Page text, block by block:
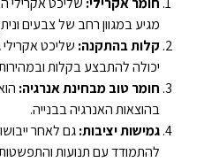
מגיע במגוון רחב של צבעים
קלות בהתקנה: שליכט
יכולה להתבצע בקלות
חומר טוב מבחינת אנרגיה:
בהוצאות האנרגיה בבנייה.
גמישות יציבות:גם לאחר
להתמודד עם תנועות